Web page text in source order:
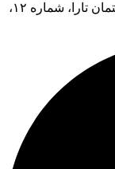
تهران، طالقانی، نبش ملک الشعرای بهار، ساختمان تارا، شماره ۱۲،